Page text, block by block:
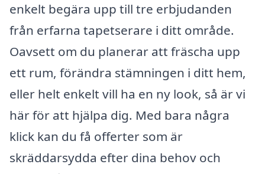
enkelt begära upp till tre erbjudanden
från erfarna tapetserare i ditt område.
Oavsett om du planerar att fräscha upp
ett rum, förändra stämningen i ditt hem,
eller helt enkelt vill ha en ny look, så är vi
här för att hjälpa dig. Med bara några
klick kan du få offerter som är
skräddarsydda efter dina behov och